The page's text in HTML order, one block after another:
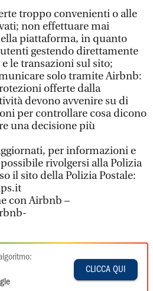
troppo convenienti o alle
non effettuare mai
piattaforma, in quanto
gestendo direttamente
le transazioni sul sito;
solo tramite Airbnb:
offerte dalla
devono avvenire su di
per controllare cosa dicono
una decisione più
per informazioni e
rivolgersi alla Polizia
il sito della Polizia Postale:
con Airbnb –
CLICCA QUI